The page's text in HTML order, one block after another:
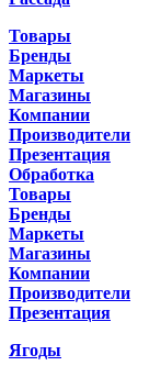
Товары
Бренды
Маркеты
Магазины
Компании
Производители
Презентация
Обработка
Товары
Бренды
Маркеты
Магазины
Компании
Производители
Презентация
Ягоды